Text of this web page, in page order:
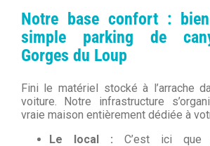
Notre base confort :
simple parking de
Gorges du Loup
Fini le matériel stocké à l’arrache
voiture. Notre infrastructure
vraie maison entièrement dédiée à
Le local : C’est ici que